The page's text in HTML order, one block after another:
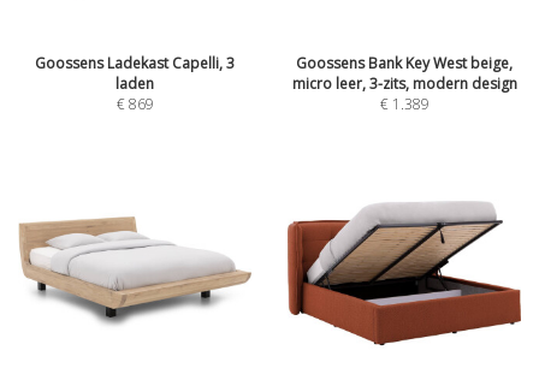
Goossens Ladekast Capelli, 3
laden
€869
Goossens Bank Key West beige,
micro leer, 3-zits, modern design
€ 1.389